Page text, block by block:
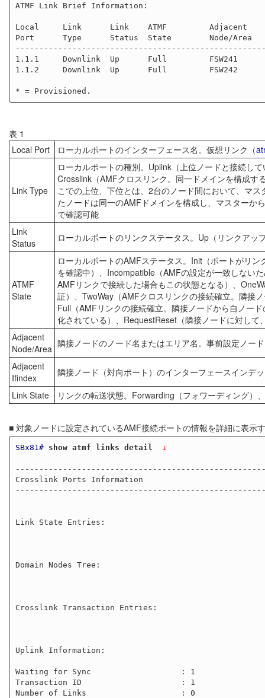
ATMF Link Brief Information:
Local     Link      Link    ATMF         Adjacent
Port      Type      Status  State        Node/
1.1.1     Downlink  Up      Full         FSW241
1.1.2     Downlink  Up      Full         FSW242
表 1
Local Port
ローカルポートのインターフェース名。仮想リンク（
Link Type
ローカルポートの種別。Uplink（上位ノードと接続し
Crosslink（AMFクロスリンク。同一ドメインを構成
こでの上位、下位とは、2台のノード間において、マ
たノードは同一のAMFドメインを構成し、マスターか
で確認可能
Link
Status
ローカルポートのリンクステータス。Up（リンクアッ
ATMF
State
ローカルポートのAMFステータス。Init（ポートがリ
を確認中）、Incompatible（AMFの設定が一致しない
AMFリンクで接続した場合もこの状態となる）、
証）、TwoWay（AMFクロスリンクの接続確立。隣接
Full（AMFリンクの接続確立。隣接ノードから自ノー
化されている）、RequestReset（隣接ノードに対し
Adjacent
Node/Area 隣接ノードのノード名またはエリア名。事前設定ノー
Adjacent
Ifindex
隣接ノード（対向ポート）のインターフェースインデ
Link State
リンクの転送状態。Forwarding（フォワーディング）
■ 対象ノードに設定されているAMF接続ポートの情報を詳細に表示
SBx81# show atmf links detail ↓
Crosslink Ports Information
Link State Entries:
Domain Nodes Tree:
Crosslink Transaction Entries:
Uplink Information:
Waiting for Sync                   : 1
Transaction ID                     : 1
Number of Links                    : 0